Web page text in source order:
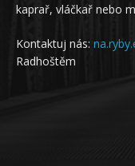
kaprař, vláčkař nebo
Kontaktuj nás:
Radhoštěm